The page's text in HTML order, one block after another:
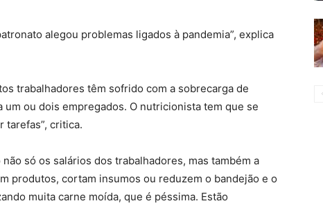
alegou problemas ligados à pandemia”, explica
trabalhadores têm sofrido com a sobrecarga de
um ou dois empregados. O nutricionista tem que se
tarefas”, critica.
só os salários dos trabalhadores, mas também a
produtos, cortam insumos ou reduzem o bandejão e o
muita carne moída, que é péssima. Estão